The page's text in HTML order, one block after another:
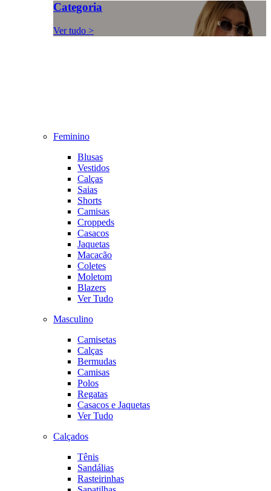
Categoria
Ver tudo >
Feminino
Blusas
Vestidos
Calças
Saias
Shorts
Camisas
Croppeds
Casacos
Jaquetas
Macacão
Coletes
Moletom
Blazers
Ver Tudo
Masculino
Camisetas
Calças
Bermudas
Camisas
Polos
Regatas
Casacos e Jaquetas
Ver Tudo
Calçados
Tênis
Sandálias
Rasteirinhas